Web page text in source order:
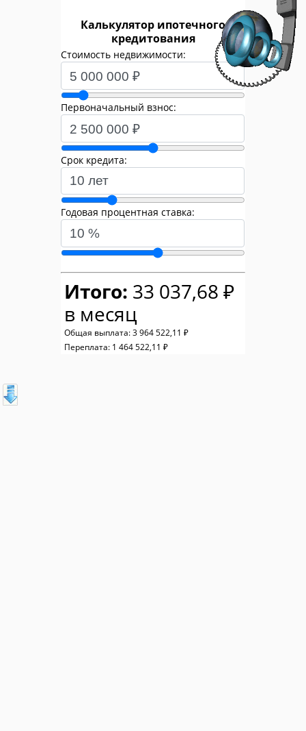
Калькулятор ипотечного
кредитования
Стоимость недвижимости:
Первоначальный взнос:
Срок кредита:
Годовая процентная ставка:
Итого: 33 037,68 ₽
в месяц
Общая выплата: 3 964 522,11 ₽
Переплата: 1 464 522,11 ₽